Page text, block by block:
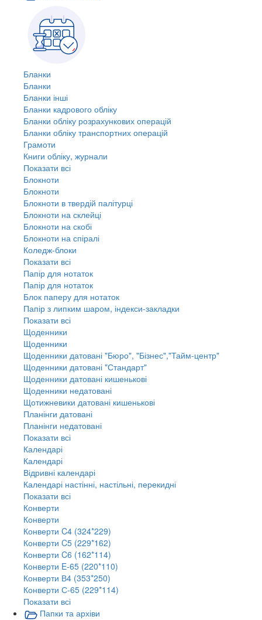
Бланки
Бланки
Бланки інші
Бланки кадрового обліку
Бланки обліку розрахункових операцій
Бланки обліку транспортних операцій
Грамоти
Книги обліку, журнали
Показати всі
Блокноти
Блокноти
Блокноти в твердій палітурці
Блокноти на склейці
Блокноти на скобі
Блокноти на спіралі
Коледж-блоки
Показати всі
Папір для нотаток
Папір для нотаток
Блок паперу для нотаток
Папір з липким шаром, індекси-закладки
Показати всі
Щоденники
Щоденники
Щоденники датовані "Бюро", "Бізнес","Тайм-центр"
Щоденники датовані "Стандарт"
Щоденники датовані кишенькові
Щоденники недатовані
Щотижневики датовані кишенькові
Планінги датовані
Планінги недатовані
Показати всі
Календарі
Календарі
Відривні календарі
Календарі настінні, настільні, перекидні
Показати всі
Конверти
Конверти
Конверти C4 (324*229)
Конверти C5 (229*162)
Конверти C6 (162*114)
Конверти E-65 (220*110)
Конверти В4 (353*250)
Конверти С-65 (229*114)
Показати всі
Папки та архіви